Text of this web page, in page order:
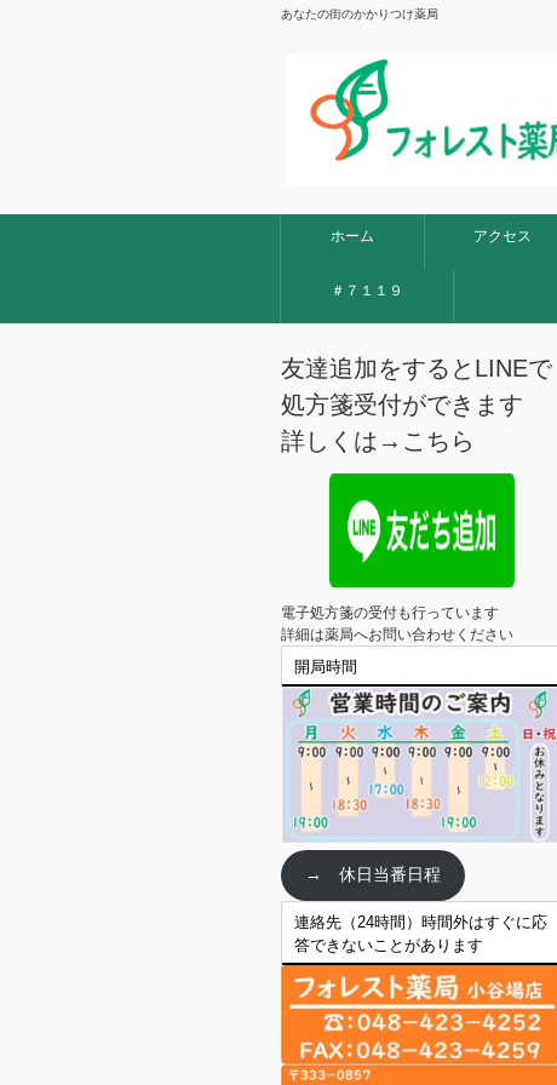
あなたの街のかかりつけ薬局
ホーム アクセス
＃７１１９
友達追加をするとLINEで
処方箋受付ができます
詳しくは→ こちら
電子処方箋の受付も行っています
詳細は薬局へお問い合わせください
開局時間
→ 休日当番日程
連絡先（24時間）時間外はすぐに応
答できないことがあります